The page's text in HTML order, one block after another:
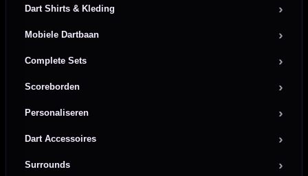
Dart Shirts & Kleding
Mobiele Dartbaan
Complete Sets
Scoreborden
Personaliseren
Dart Accessoires
Surrounds